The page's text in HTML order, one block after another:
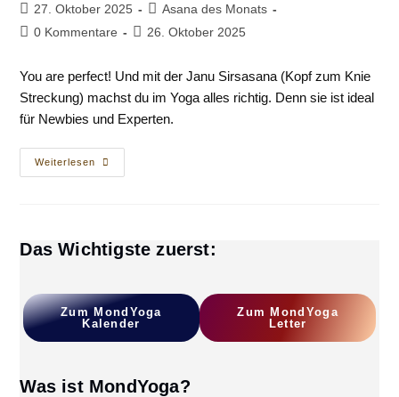
Beitrag
veröffentlicht:
27. Oktober 2025
Beitrags-
Kategorie:
Asana des Monats
Beitrags-
0 Kommentare
Beitrag
geändert
26. Oktober 2025
You are perfect! Und mit der Janu Sirsasana (Kopf zum Knie
Streckung) machst du im Yoga alles richtig. Denn sie ist ideal
für Newbies und Experten.
Weiterlesen
You
Are
(Kopf
Zum
Das Wichtigste zuerst:
Zum MondYoga
Kalender
ZUm MondYoga
LEtter
Was ist MondYoga?